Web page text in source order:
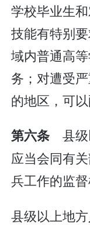
学校毕业生
技能有特别
域内普通高
务；对遭受
的地区，可以
第六条 县级
应当会同有
兵工作的监督
县级以上地